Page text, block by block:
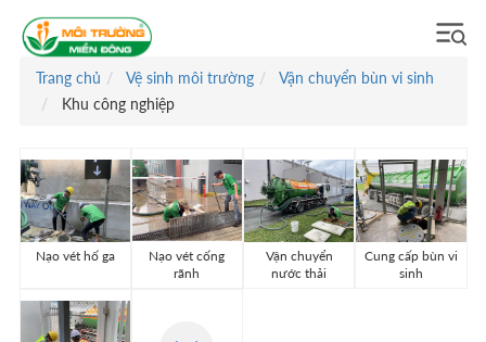
Trang chủ Vệ sinh môi trường
Vận chuyển bùn vi sinh
Khu công nghiệp
Nạo vét hố ga
Nạo vét cống
rãnh
Vận chuyển
nước thải
Cung cấp bùn vi
sinh